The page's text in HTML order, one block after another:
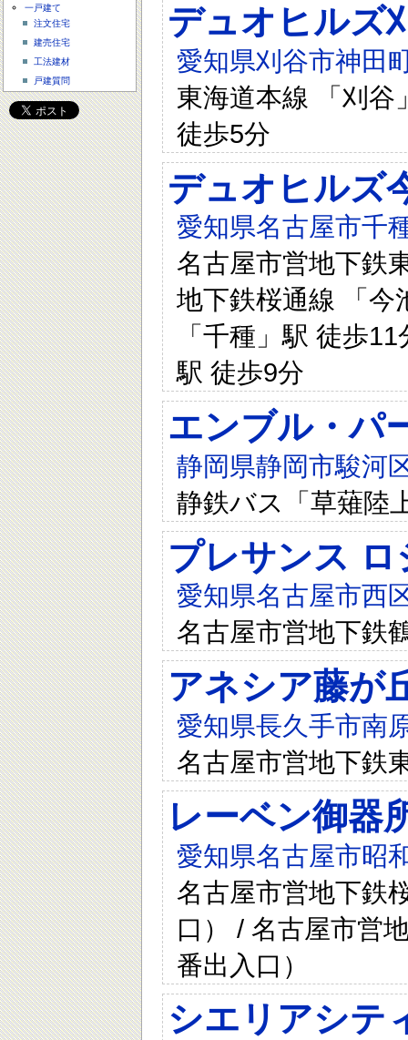
デュオヒルズ
愛知県刈谷市神田
東海道本線 「刈谷
徒歩5分
デュオヒルズ
愛知県名古屋市千
名古屋市営地下鉄
地下鉄桜通線 「今
「千種」駅 徒歩
駅 徒歩9分
エンブル・パ
静岡県静岡市駿河
静鉄バス「草薙陸
プレサンス
愛知県名古屋市西
名古屋市営地下鉄
アネシア藤が
愛知県長久手市南
名古屋市営地下鉄
レーベン御器
愛知県名古屋市昭
名古屋市営地下鉄
口） / 名古屋市営
番出入口）
シエリアシテ
一戸建て
注文住宅
建売住宅
工法建材
戸建質問